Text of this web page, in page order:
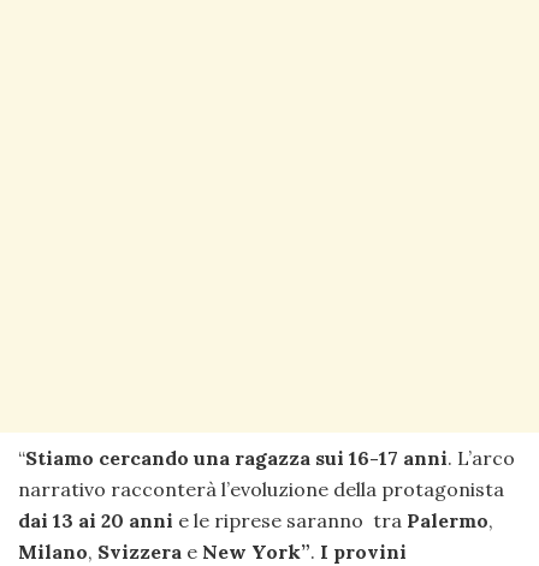
“Stiamo cercando una ragazza sui 16-17 anni. L’arco
narrativo racconterà l’evoluzione della protagonista
dai 13 ai 20 anni e le riprese saranno tra Palermo,
Milano, Svizzera e New York”. I provini